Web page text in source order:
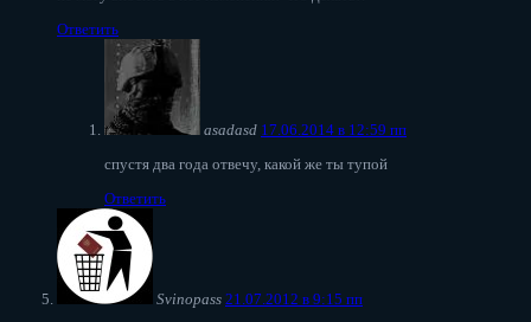
Ответить
asadasd 17.06.2014 в 12:59 пп
спустя два года отвечу, какой же ты тупой
Ответить
Svinopass 21.07.2012 в 9:15 пп